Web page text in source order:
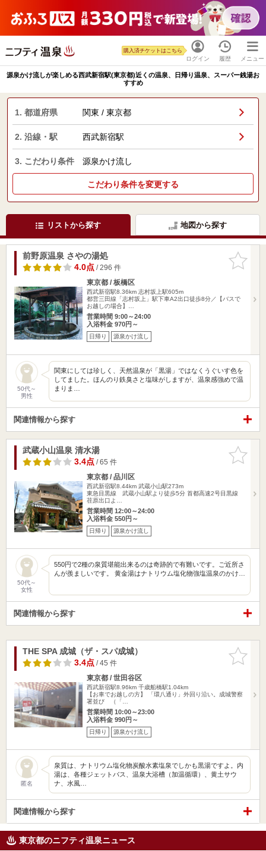
ログイン
購入済チケットはこちら
履歴 メニュー
源泉かけ流しが楽しめる西武新宿駅(東京都)近くの温泉、日帰り温泉、スーパー銭湯お
すすめ
1. 都道府県 関東 / 東京都
2. 沿線・駅 西武新宿駅
3. こだわり条件 源泉かけ流し
こだわり条件を変更する
リストから探す 地図から探す
お気に入
りに追加
前野原温泉 さやの湯処
4.0点/ 296 件
東京都 / 板橋区
西武新宿駅8.36km 志村坂上駅605m
都営三田線「志村坂上」駅下車A2出口徒歩8分／【バスで
お越しの場合】…
営業時間 9:00～24:00
入浴料金 970円～
日帰り 源泉かけ流し
50代～
男性
関東にしては珍しく、天然温泉が「黒湯」ではなくうぐいす色を
してました。ほんのり鉄臭さと塩味がしますが、温泉感強めで温
まりま…
関連情報から探す
お気に入
りに追加
武蔵小山温泉 清水湯
3.4点/ 65 件
東京都 / 品川区
西武新宿駅8.44km 武蔵小山駅273m
東急目黒線 武蔵小山駅より徒歩5分 首都高速2号目黒線
荏原出口よ…
営業時間 12:00～24:00
入浴料金 550円～
日帰り 源泉かけ流し
50代～
女性
550円で2種の泉質堪能出来るのは奇跡的で有難いです。ご近所さ
んが羨ましいです。 黄金湯はナトリウム塩化物強塩温泉のかけ…
関連情報から探す
お気に入
りに追加
THE SPA 成城（ザ・スパ成城）
3.4点/ 45 件
東京都 / 世田谷区
西武新宿駅8.96km 千歳船橋駅1.04km
【お車でお越しの方】 「環八通り」外回り沿い。成城警察
署並び （「…
営業時間 10:00～23:00
入浴料金 990円～
日帰り 源泉かけ流し
匿名
泉質は、ナトリウム塩化物炭酸水素塩泉でしかも黒湯ですよ。内
湯は、各種ジェットバス、温泉大浴槽（加温循環）、黄土サウ
ナ、水風…
関連情報から探す
東京都のニフティ温泉ニュース